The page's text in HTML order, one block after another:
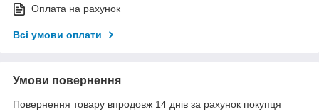
Оплата на рахунок
Всі умови оплати
Умови повернення
Повернення товару впродовж 14 днів за рахунок покупця